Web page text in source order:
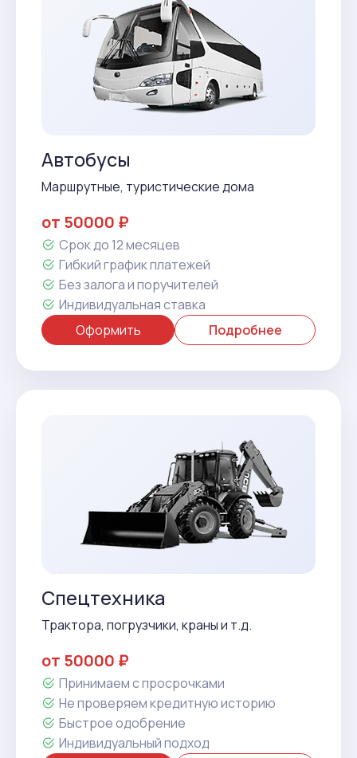
Автобусы
Маршрутные, туристические дома
от 50000 ₽
Срок до 12 месяцев
Гибкий график платежей
Без залога и поручителей
Индивидуальная ставка
Оформить
Подробнее
Спецтехника
Трактора, погрузчики, краны и т.д.
от 50000 ₽
Принимаем с просрочками
Не проверяем кредитную историю
Быстрое одобрение
Индивидуальный подход